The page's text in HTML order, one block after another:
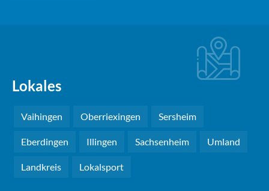
Lokales
Vaihingen Oberriexingen Sersheim
Eberdingen Illingen Sachsenheim Umland
Landkreis Lokalsport